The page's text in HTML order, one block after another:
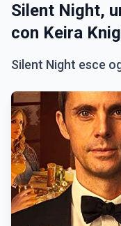
Silent Night,
con Keira
Silent Night esce